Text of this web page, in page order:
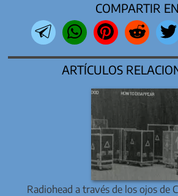
COMPARTIR EN
ARTÍCULOS
Radiohead a través de los ojos de